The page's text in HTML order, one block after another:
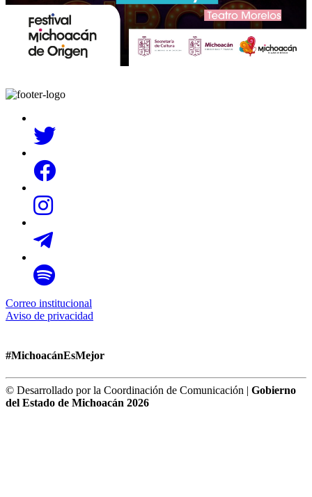
Correo institucional
Aviso de privacidad
#MichoacánEsMejor
© Desarrollado por la Coordinación de Comunicación | Gobierno
del Estado de Michoacán 2026